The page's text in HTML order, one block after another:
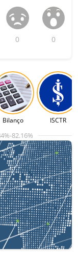
0 0
Bilanço ISCTR
82.16%